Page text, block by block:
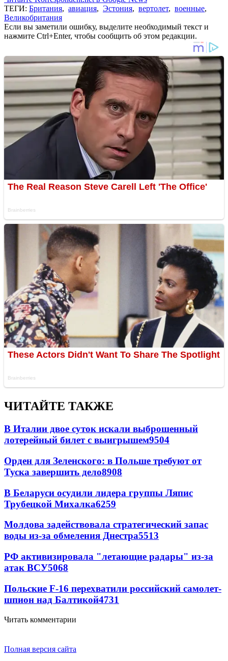
ТЕГИ: Британия, авиация, Эстония, вертолет, военные,
Великобритания
Если вы заметили ошибку, выделите необходимый текст и
нажмите Ctrl+Enter, чтобы сообщить об этом редакции.
ЧИТАЙТЕ ТАКЖЕ
В Италии двое суток искали выброшенный
лотерейный билет с выигрышем9504
Орден для Зеленского: в Польше требуют от
Туска завершить дело8908
В Беларуси осудили лидера группы Ляпис
Трубецкой Михалка6259
Молдова задействовала стратегический запас
воды из-за обмеления Днестра5513
РФ активизировала "летающие радары" из-за
атак ВСУ5068
Польские F-16 перехватили российский самолет-
шпион над Балтикой4731
Читать комментарии
Полная версия сайта